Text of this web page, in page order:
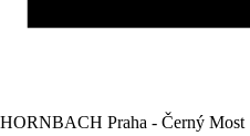
HORNBACH Praha - Černý Most